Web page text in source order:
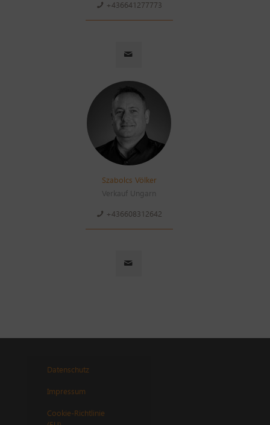
+436641277773
Szabolcs Völker
Verkauf Ungarn
+436608312642
Datenschutz
Impressum
Cookie-Richtlinie